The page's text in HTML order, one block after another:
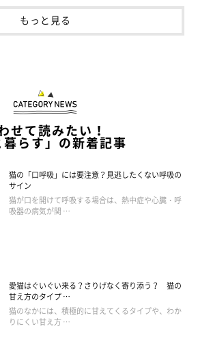
いくマイバッグ。帰ってきて荷物を出
になる
外側をクンクンと嗅ぎ回る」
てリュックを下ろしたら、私より先に
ファスナーを開けようと頭をグリグ
ナー開けに成功したら、入ってしま
その後だいたい取り上げられて終了
玄関の爪研ぎで爪をとぎ、そのまま
を嗅ぎます。それで落ち着くのか、さ
ていきます」
もっと見る
せて読みたい！
暮らす」の新着記事
猫の「口呼吸」には要注意？見逃したくない呼吸の
サイン
猫が口を開けて呼吸する場合は、熱中症や心臓・呼
吸器の病気が関 …
愛猫はぐいぐい来る？さりげなく寄り添う？ 猫の
甘え方のタイプ …
猫のなかには、積極的に甘えてくるタイプや、わか
りにくい甘え方 …